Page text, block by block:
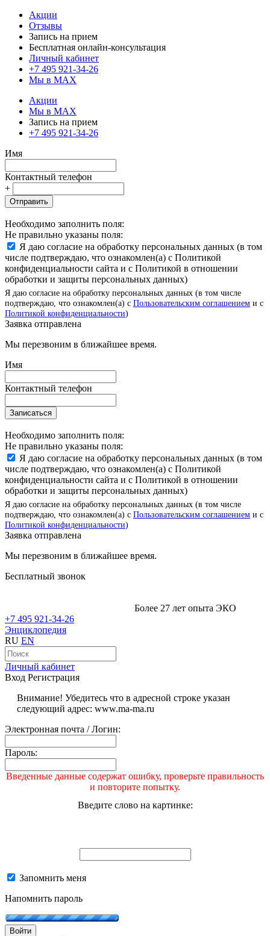
Акции
Отзывы
Запись на прием
Бесплатная онлайн-консультация
Личный кабинет
+7 495 921-34-26
Мы в MAX
Акции
Мы в MAX
Запись на прием
+7 495 921-34-26
Имя
Контактный телефон
+
Отправить
Необходимо заполнить поля:
Не правильно указаны поля:
Я даю согласие на обработку персональных данных (в том
числе подтверждаю, что ознакомлен(а) с Политикой
конфиденциальности сайта и с Политикой в отношении
обработки и защиты персональных данных)
Я даю согласие на обработку персональных данных (в том числе
подтверждаю, что ознакомлен(а) с Пользовательским соглашением и с
Политикой конфиденциальности)
Заявка отправлена
Мы перезвоним в ближайшее время.
Имя
Контактный телефон
Записаться
Необходимо заполнить поля:
Не правильно указаны поля:
Я даю согласие на обработку персональных данных (в том
числе подтверждаю, что ознакомлен(а) с Политикой
конфиденциальности сайта и с Политикой в отношении
обработки и защиты персональных данных)
Я даю согласие на обработку персональных данных (в том числе
подтверждаю, что ознакомлен(а) с Пользовательским соглашением и с
Политикой конфиденциальности)
Заявка отправлена
Мы перезвоним в ближайшее время.
Бесплатный звонок
Более 27 лет опыта ЭКО
+7 495 921-34-26
Энциклопедия
RU EN
Личный кабинет
Вход Регистрация
Внимание! Убедитесь что в адресной строке указан
следующий адрес: www.ma-ma.ru
Электронная почта / Логин:
Пароль:
Введенные данные содержат ошибку, проверьте правильность
и повторите попытку.
Введите слово на картинке:
Запомнить меня
Напомнить пароль
Войти